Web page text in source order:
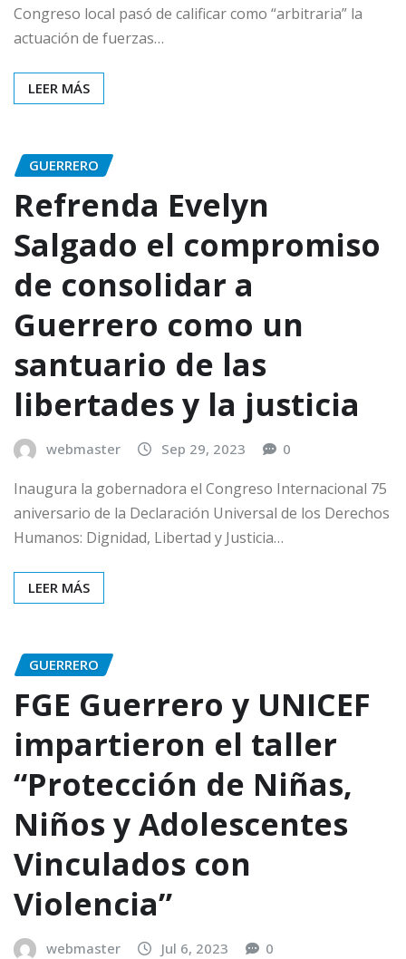
Congreso local pasó de calificar como “arbitraria” la
actuación de fuerzas…
LEER MÁS
GUERRERO
Refrenda Evelyn
Salgado el compromiso
de consolidar a
Guerrero como un
santuario de las
libertades y la justicia
webmaster Sep 29, 2023 0
Inaugura la gobernadora el Congreso Internacional 75
aniversario de la Declaración Universal de los Derechos
Humanos: Dignidad, Libertad y Justicia…
LEER MÁS
GUERRERO
FGE Guerrero y UNICEF
impartieron el taller
“Protección de Niñas,
Niños y Adolescentes
Vinculados con
Violencia”
webmaster Jul 6, 2023 0